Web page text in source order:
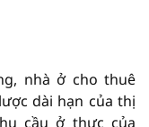
nhà ở cho thuê
dài hạn của thị
cầu ở thực của